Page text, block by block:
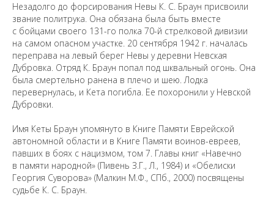
Незадолго до форсирования Невы К. С. Браун присвоили
звание политрука. Она обязана была быть вместе
с бойцами своего 131-го полка 70-й стрелковой дивизии
на самом опасном участке. 20 сентября 1942 г. началась
переправа на левый берег Невы у деревни Невская
Дубровка. Отряд К. Браун попал под шквальный огонь. Она
была смертельно ранена в плечо и шею. Лодка
перевернулась, и Кета погибла. Ее похоронили у Невской
Дубровки.
Имя Кеты Браун упомянуто в Книге Памяти Еврейской
автономной области и в Книге Памяти воинов-евреев,
павших в боях с нацизмом, том 7. Главы книг «Навечно
в памяти народной» (Пивень З.Г., Л., 1984) и «Обелиски
Георгия Суворова» (Малкин М.Ф., СПб., 2000) посвящены
судьбе К. С. Браун.
Предложить
дополнения к материалу
Уважаемые универсанты и гости! Если
вы заметили неточность в опубликованных
сведениях, пожалуйста, сообщите об этом
на электронный адрес